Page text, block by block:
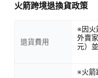
火箭跨境退換貨政策
退貨費用
※因火
外賣
元）
※火箭